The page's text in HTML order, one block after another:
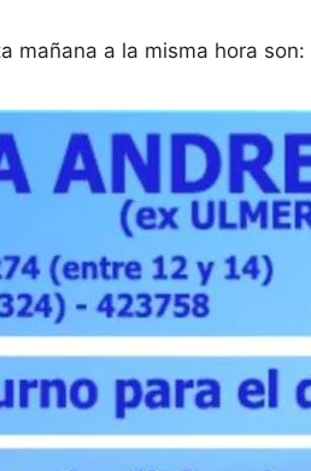
a la misma hora